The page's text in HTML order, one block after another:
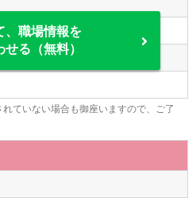
、職場情報を
せる（無料）
ていない場合も御座いますので、ご了